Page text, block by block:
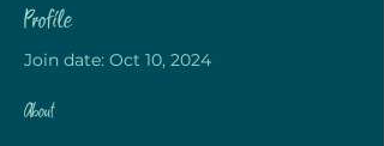
Profile
Join date: Oct 10, 2024
About